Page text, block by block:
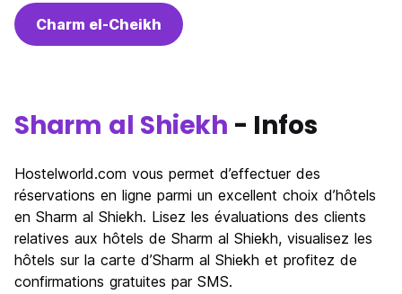
Charm el-Cheikh
Sharm al Shiekh - Infos
Hostelworld.com vous permet d’effectuer des
réservations en ligne parmi un excellent choix d’hôtels
en Sharm al Shiekh. Lisez les évaluations des clients
relatives aux hôtels de Sharm al Shiekh, visualisez les
hôtels sur la carte d’Sharm al Shiekh et profitez de
confirmations gratuites par SMS.